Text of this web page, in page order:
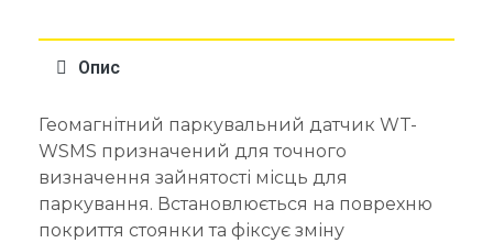
Опис
Геомагнітний паркувальний датчик WT-
WSMS призначений для точного
визначення зайнятості місць для
паркування. Встановлюється на поврехню
покриття стоянки та фіксує зміну